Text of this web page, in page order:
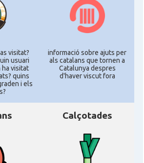
visitat?
usuari
ha visitat
quins
i els
informació sobre ajuts per
als catalans que tornen a
Catalunya despres
d'haver viscut fora
Calçotades